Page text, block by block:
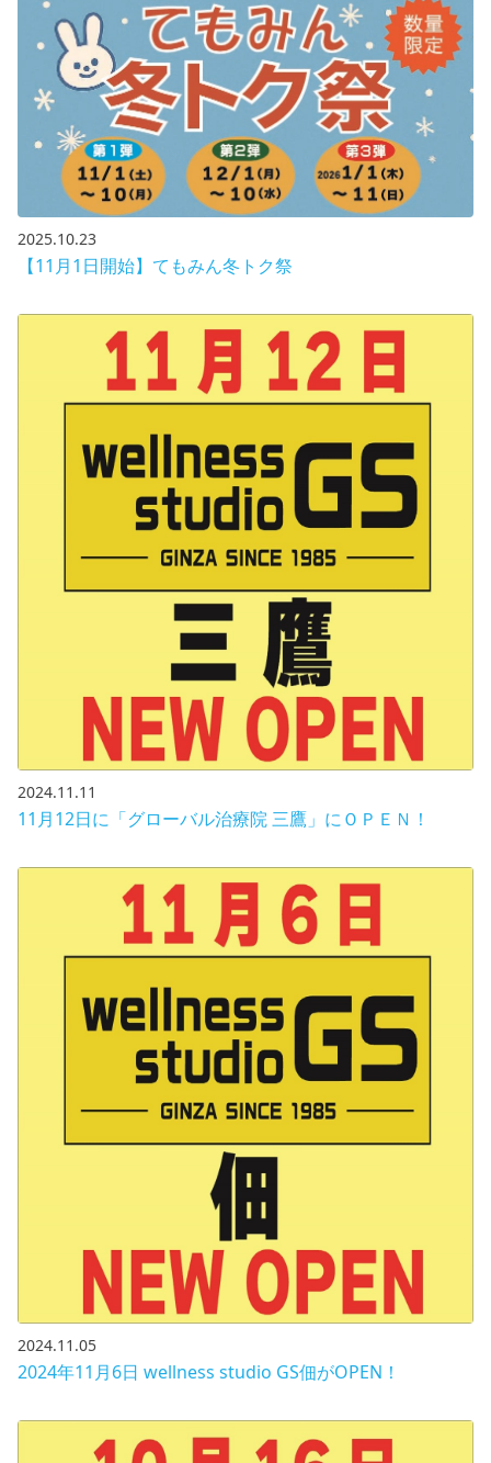
2025.10.23
【11月1日開始】てもみん冬トク祭
2024.11.11
11月12日に「グローバル治療院 三鷹」にＯＰＥＮ！
2024.11.05
2024年11月6日 wellness studio GS佃がOPEN！